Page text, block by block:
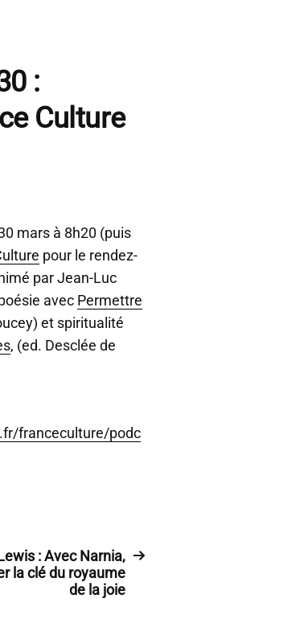
:
Culture
mars à 8h20 (puis
pour le rendez-
parJean-Luc
avec Permettre
et spiritualité
, (ed. Desclée de
franceculture/podc
: Avec Narnia,
la clé du royaume
de la joie